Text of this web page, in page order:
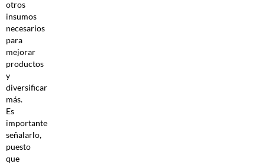
otros
insumos
necesarios
para
mejorar
productos
y
diversificar
más.
Es
importante
señalarlo,
puesto
que